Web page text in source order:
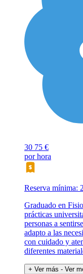
30 75 €
por hora
Reserva mínima:
Graduado en
prácticas
personas a
adapto a las
con cuidado y
diferentes
+ Ver más - Ver